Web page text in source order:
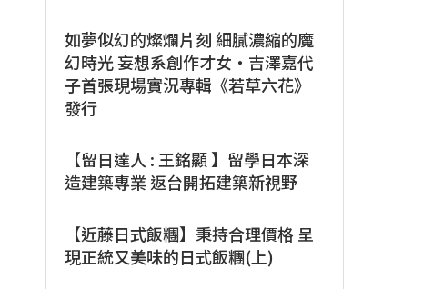
如夢似幻的燦爛片刻 細膩濃縮的魔
幻時光 妄想系創作才女・吉澤嘉代
子首張現場實況專輯《若草六花》
發行
【留日達人 : 王銘顯 】留學日本深
造建築專業 返台開拓建築新視野
【近藤日式飯糰】秉持合理價格 呈
現正統又美味的日式飯糰(上)